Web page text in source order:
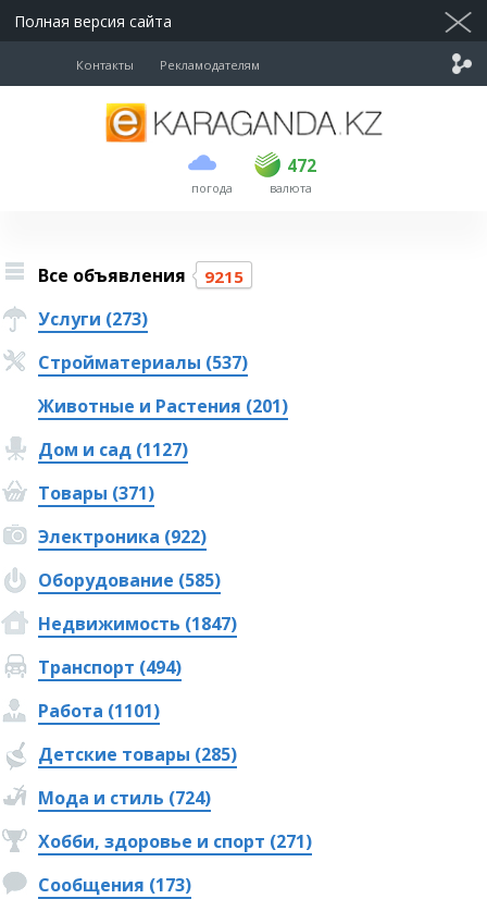
Полная версия сайта
Контакты Рекламодателям
погода
472
покупка продажа
USD 470 472
EUR валюта
Все объявления 9215
Услуги (273)
Стройматериалы (537)
Животные и Растения (201)
Дом и сад (1127)
Товары (371)
Электроника (922)
Оборудование (585)
Недвижимость (1847)
Транспорт (494)
Работа (1101)
Детские товары (285)
Мода и стиль (724)
Хобби, здоровье и спорт (271)
Сообщения (173)